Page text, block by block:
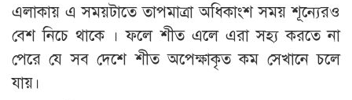
এলাকায় এ সময়টাতে তাপমাত্রা অধিকাংশ সময় শূন্যেরও
বেশ নিচে থাকে । ফলে শীত এলে এরা সহ্য করতে না
পেরে যে সব দেশে শীত অপেক্ষাকৃত কম সেখানে চলে
যায়।